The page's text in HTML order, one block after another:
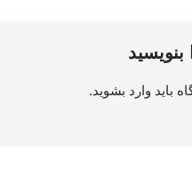
بنویسید
باید وارد بشوید.